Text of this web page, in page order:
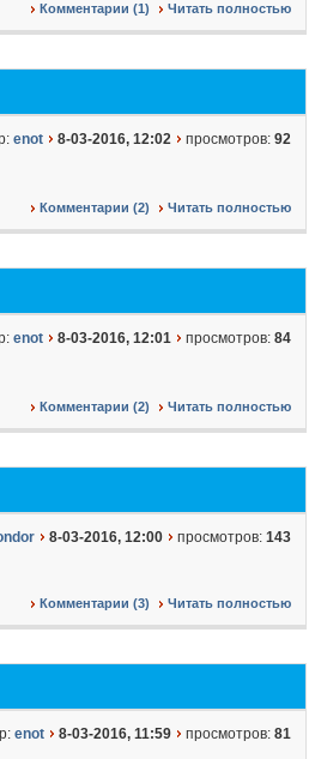
Комментарии (1) Читать полностью
enot 8-03-2016, 12:02 просмотров: 92
Комментарии (2) Читать полностью
enot 8-03-2016, 12:01 просмотров: 84
Комментарии (2) Читать полностью
8-03-2016, 12:00 просмотров: 143
Комментарии (3) Читать полностью
enot 8-03-2016, 11:59 просмотров: 81